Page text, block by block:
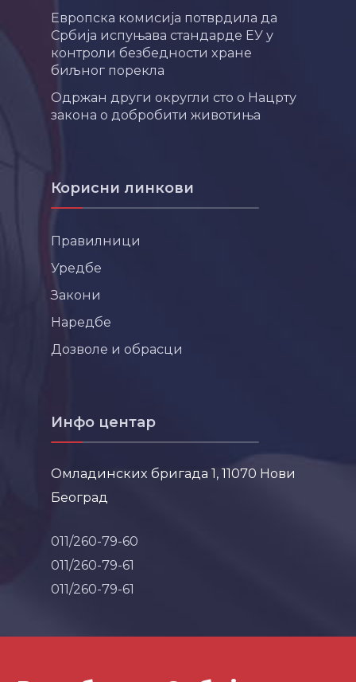
Европска комисија потврдила да
Србија испуњава стандарде ЕУ у
контроли безбедности хране
биљног порекла
Одржан други округли сто о Нацрту
закона о добробити животиња
Корисни линкови
Правилници
Уредбе
Закони
Наредбе
Дозволе и обрасци
Инфо центар
Омладинских бригада 1, 11070 Нови
Београд
011/260-79-60
011/260-79-61
011/260-79-61